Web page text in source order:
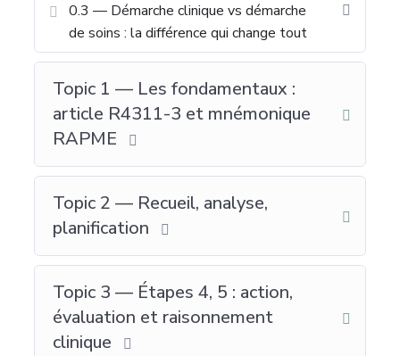
0.3 — Démarche clinique vs démarche
de soins : la différence qui change tout
Topic 1 — Les fondamentaux :
article R4311-3 et mnémonique
RAPME
Topic 2 — Recueil, analyse,
planification
Topic 3 — Étapes 4, 5 : action,
évaluation et raisonnement
clinique